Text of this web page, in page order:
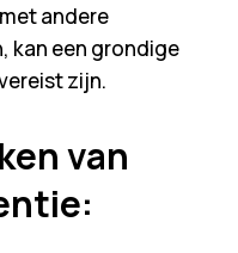
andere
kan een grondige
zijn.
van
: